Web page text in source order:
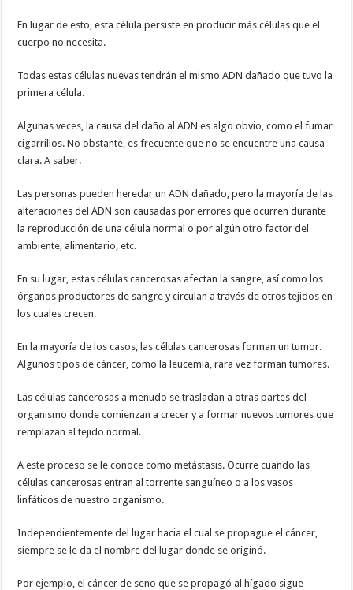
En lugar de esto, esta célula persiste en producir más células que el
cuerpo no necesita.
Todas estas células nuevas tendrán el mismo ADN dañado que tuvo la
primera célula.
Algunas veces, la causa del daño al ADN es algo obvio, como el fumar
cigarrillos. No obstante, es frecuente que no se encuentre una causa
clara. A saber.
Las personas pueden heredar un ADN dañado, pero la mayoría de las
alteraciones del ADN son causadas por errores que ocurren durante
la reproducción de una célula normal o por algún otro factor del
ambiente, alimentario, etc.
En su lugar, estas células cancerosas afectan la sangre, así como los
órganos productores de sangre y circulan a través de otros tejidos en
los cuales crecen.
En la mayoría de los casos, las células cancerosas forman un tumor.
Algunos tipos de cáncer, como la leucemia, rara vez forman tumores.
Las células cancerosas a menudo se trasladan a otras partes del
organismo donde comienzan a crecer y a formar nuevos tumores que
remplazan al tejido normal.
A este proceso se le conoce como metástasis. Ocurre cuando las
células cancerosas entran al torrente sanguíneo o a los vasos
linfáticos de nuestro organismo.
Independientemente del lugar hacia el cual se propague el cáncer,
siempre se le da el nombre del lugar donde se originó.
Por ejemplo, el cáncer de seno que se propagó al hígado sigue